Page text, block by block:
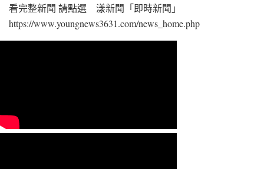
看完整新聞 請點選 漾新聞「即時新聞」
https://www.youngnews3631.com/news_home.php⁠